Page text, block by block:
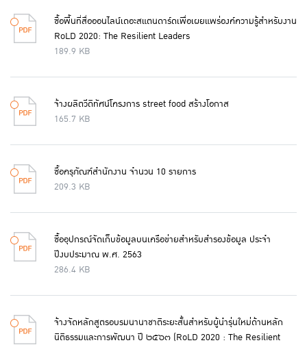
ซื้อพื้นที่สื่อออนไลน์เดอะสแตนดาร์ดเพื่อเผยแพร่องค์ความรู้สำหรับงาน
RoLD 2020: The Resilient Leaders
189.9 KB
จ้างผลิตวีดิทัศน์โครงการ street food สร้างโอกาส
165.7 KB
ซื้อครุภัณฑ์สำนักงาน จำนวน 10 รายการ
209.3 KB
ซื้ออุปกรณ์จัดเก็บข้อมูลบนเครือข่ายสำหรับสำรองข้อมูล ประจำ
ปีงบประมาณ พ.ศ. 2563
286.4 KB
จ้างจัดหลักสูตรอบรมนานาชาติระยะสั้นสำหรับผู้นำรุ่นใหม่ด้านหลัก
นิติธรรมและการพัฒนา ปี ๒๕๖๓ (RoLD 2020 : The Resilient